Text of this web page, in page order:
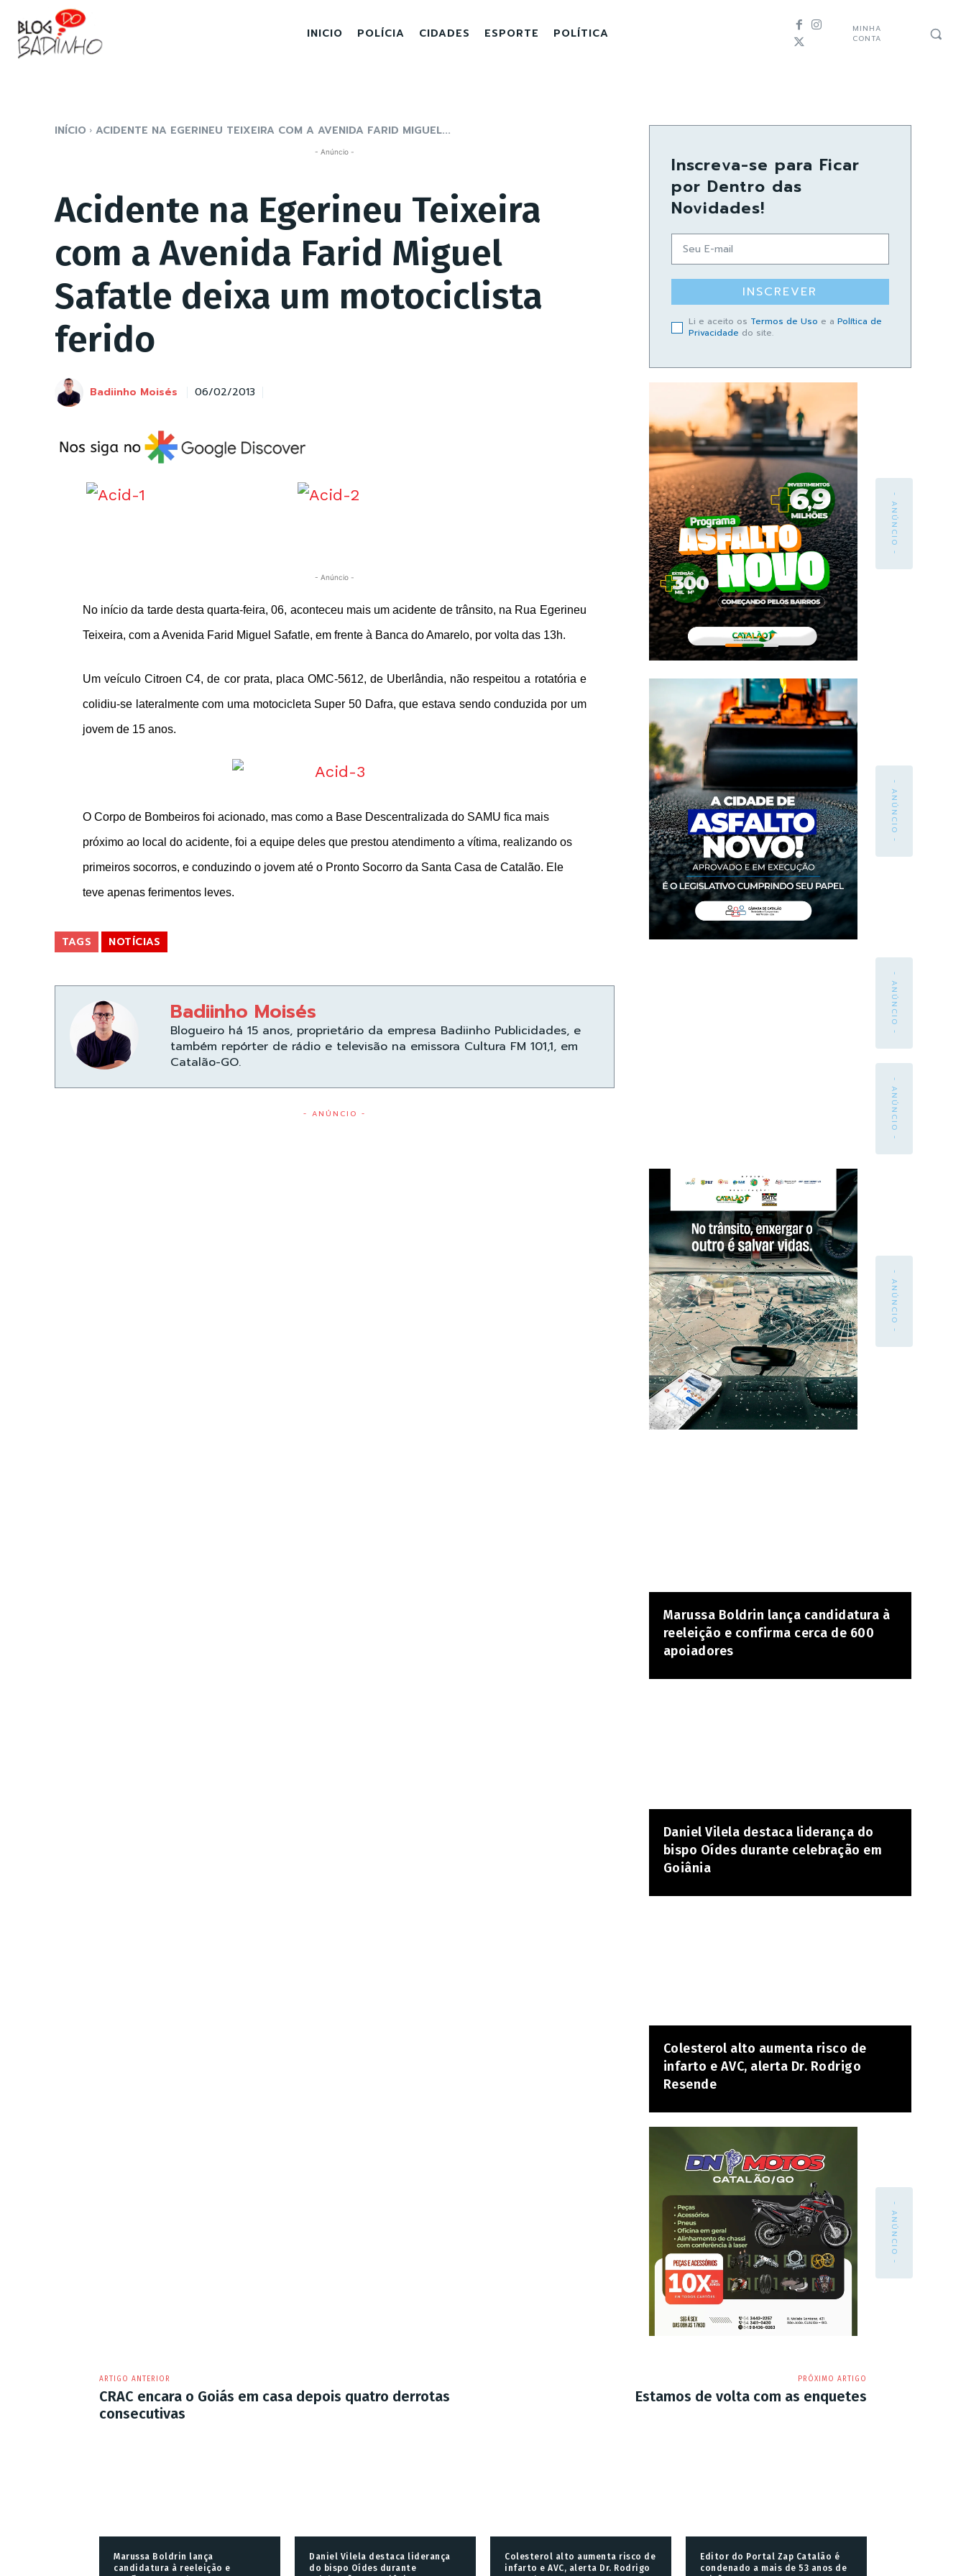
INICIO POLÍCIA CIDADES ESPORTE POLÍTICA
MINHA
CONTA
INÍCIO ACIDENTE NA EGERINEU TEIXEIRA COM A AVENIDA FARID MIGUEL...
- Anúncio -
Acidente na Egerineu Teixeira
com a Avenida Farid Miguel
Safatle deixa um motociclista
ferido
Badiinho Moisés 06/02/2013
- Anúncio -
No início da tarde desta quarta-feira, 06, aconteceu mais um acidente de trânsito, na Rua Egerineu
Teixeira, com a Avenida Farid Miguel Safatle, em frente à Banca do Amarelo, por volta das 13h.
Um veículo Citroen C4, de cor prata, placa OMC-5612, de Uberlândia, não respeitou a rotatória e
colidiu-se lateralmente com uma motocicleta Super 50 Dafra, que estava sendo conduzida por um
jovem de 15 anos.
O Corpo de Bombeiros foi acionado, mas como a Base Descentralizada do SAMU fica mais
próximo ao local do acidente, foi a equipe deles que prestou atendimento a vítima, realizando os
primeiros socorros, e conduzindo o jovem até o Pronto Socorro da Santa Casa de Catalão. Ele
teve apenas ferimentos leves.
TAGS NOTÍCIAS
Badiinho Moisés
Blogueiro há 15 anos, proprietário da empresa Badiinho Publicidades, e
também repórter de rádio e televisão na emissora Cultura FM 101,1, em
Catalão-GO.
- ANÚNCIO -
Inscreva-se para Ficar
por Dentro das
Novidades!
INSCREVER
Li e aceito os Termos de Uso e a Política de
Privacidade do site.
- ANÚNCIO -
- ANÚNCIO -
- ANÚNCIO -
- ANÚNCIO -
- ANÚNCIO -
Marussa Boldrin lança candidatura à
reeleição e confirma cerca de 600
apoiadores
Daniel Vilela destaca liderança do
bispo Oídes durante celebração em
Goiânia
Colesterol alto aumenta risco de
infarto e AVC, alerta Dr. Rodrigo
Resende
- ANÚNCIO -
ARTIGO ANTERIOR
CRAC encara o Goiás em casa depois quatro derrotas
consecutivas
PRÓXIMO ARTIGO
Estamos de volta com as enquetes
Marussa Boldrin lança
candidatura à reeleição e
Daniel Vilela destaca liderança
do bispo Oídes durante
Colesterol alto aumenta risco de
infarto e AVC, alerta Dr. Rodrigo
Editor do Portal Zap Catalão é
condenado a mais de 53 anos de